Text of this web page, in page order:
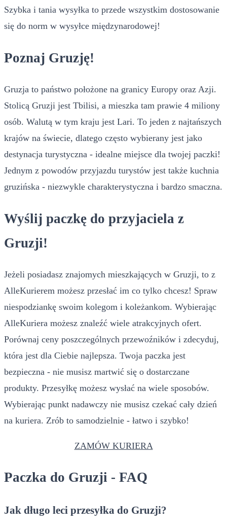
Szybka i tania wysyłka to przede wszystkim dostosowanie
się do norm w wysyłce międzynarodowej!
Poznaj Gruzję!
Gruzja to państwo położone na granicy Europy oraz Azji.
Stolicą Gruzji jest Tbilisi, a mieszka tam prawie 4 miliony
osób. Walutą w tym kraju jest Lari. To jeden z najtańszych
krajów na świecie, dlatego często wybierany jest jako
destynacja turystyczna - idealne miejsce dla twojej paczki!
Jednym z powodów przyjazdu turystów jest także kuchnia
gruzińska - niezwykle charakterystyczna i bardzo smaczna.
Wyślij paczkę do przyjaciela z
Gruzji!
Jeżeli posiadasz znajomych mieszkających w Gruzji, to z
AlleKurierem możesz przesłać im co tylko chcesz! Spraw
niespodziankę swoim kolegom i koleżankom. Wybierając
AlleKuriera możesz znaleźć wiele atrakcyjnych ofert.
Porównaj ceny poszczególnych przewoźników i zdecyduj,
która jest dla Ciebie najlepsza. Twoja paczka jest
bezpieczna - nie musisz martwić się o dostarczane
produkty. Przesyłkę możesz wysłać na wiele sposobów.
Wybierając punkt nadawczy nie musisz czekać cały dzień
na kuriera. Zrób to samodzielnie - łatwo i szybko!
ZAMÓW KURIERA
Paczka do Gruzji - FAQ
Jak długo leci przesyłka do Gruzji?